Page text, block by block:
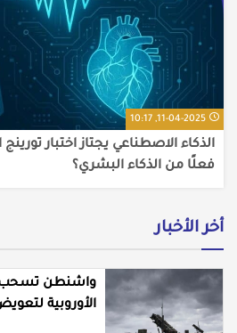
11-04-2025, 10:17
الذكاء الاصطناعي يجتاز اختبار
فعلًا من الذكاء البشري؟
أخر الأخبار
واشنطن تسحب
الأوروبية